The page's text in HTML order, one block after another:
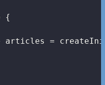
{
articles =